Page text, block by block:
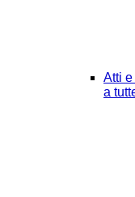
Atti
a